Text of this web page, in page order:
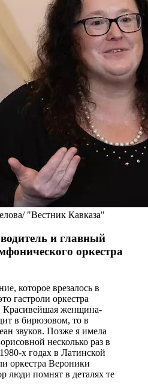
"Вестник Кавказа"
и главный
оркестра
которое врезалось в
гастроли оркестра
женщина-
в бирюзовом, то в
звуков. Позже я имела
несколько раз в
х годах в Латинской
оркестра Вероники
люди помнят в деталях те